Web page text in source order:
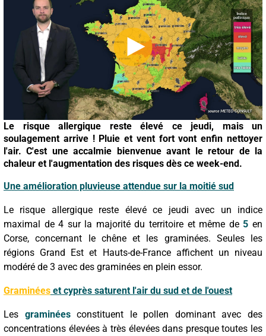
Le risque allergique reste élevé ce jeudi, mais un
soulagement arrive ! Pluie et vent fort vont enfin nettoyer
l'air. C'est une accalmie bienvenue avant le retour de la
chaleur et l'augmentation des risques dès ce week-end.
Une amélioration pluvieuse attendue sur la moitié sud
Le risque allergique reste élevé ce jeudi avec un indice
maximal de 4 sur la majorité du territoire et même de5 en
Corse, concernant le chêne et les graminées. Seules les
régions Grand Est et Hauts-de-France affichent un niveau
modéré de 3 avec des graminées en plein essor.
Graminées et cyprès saturent l'air du sud et de l'ouest
Les graminéesconstituent le pollen dominant avec des
concentrations élevées à très élevées dans presque toutes les